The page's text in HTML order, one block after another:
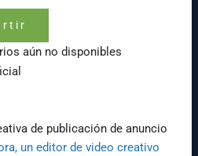
aún no disponibles
un editor de video creativo